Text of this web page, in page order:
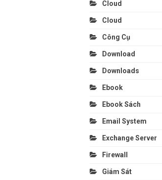
Cloud
Cloud
Công Cụ
Download
Downloads
Ebook
Ebook Sách
Email System
Exchange Server
Firewall
Giám Sát